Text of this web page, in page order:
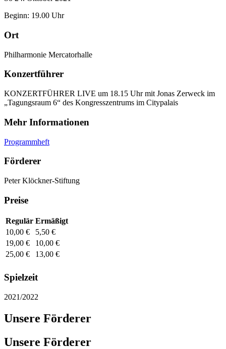
Beginn: 19.00 Uhr
Ort
Philharmonie Mercatorhalle
Konzertführer
KONZERTFÜHRER LIVE um 18.15 Uhr mit Jonas Zerweck im
„Tagungsraum 6“ des Kongress­­zentrums im Citypalais
Mehr Informationen
Programmheft
Förderer
Peter Klöckner-Stiftung
Preise
Regulär Ermäßigt
10,00 €
5,50 €
19,00 €
10,00 €
25,00 €
13,00 €
Spielzeit
2021/2022
Unsere Förderer
Unsere Förderer